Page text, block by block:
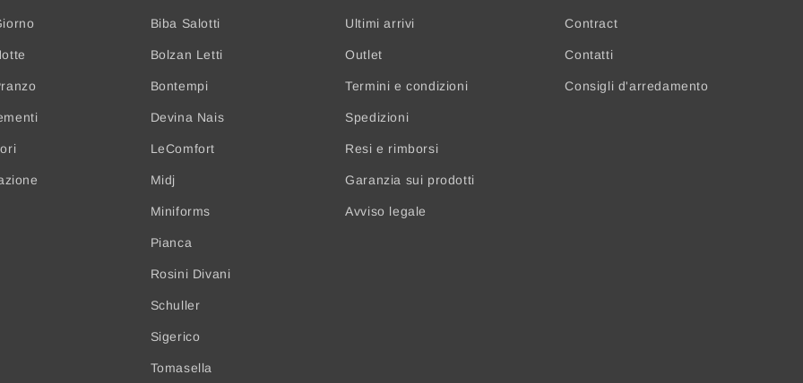
Biba Salotti
Bolzan Letti
Bontempi
Devina Nais
LeComfort
Midj
Miniforms
Pianca
Rosini Divani
Schuller
Sigerico
Tomasella
Ultimi arrivi
Outlet
Termini e condizioni
Spedizioni
Resi e rimborsi
Garanzia sui prodotti
Avviso legale
Contract
Contatti
Consigli d'arredamento